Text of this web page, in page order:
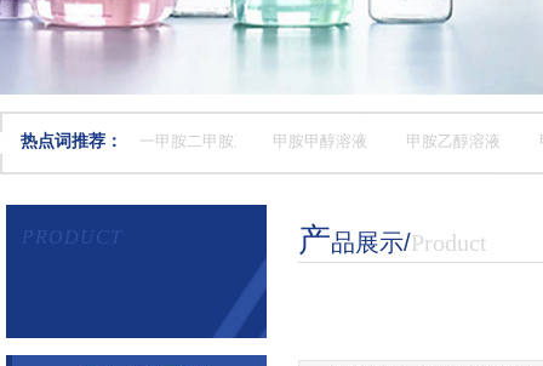
一甲胺二甲胺三甲胺甲胺甲醇溶液 甲胺乙醇溶液
热点词推荐：
产品展示​/Product
PRODUCT